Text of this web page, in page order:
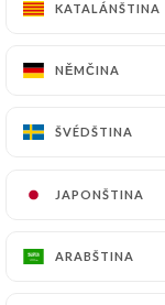
KATALÁNŠTINA
NĚMČINA
ŠVÉDŠTINA
JAPONŠTINA
ARABŠTINA
KATALÁNŠTINA
NĚMČINA
ŠVÉDŠTINA
JAPONŠTINA
ARABŠTINA